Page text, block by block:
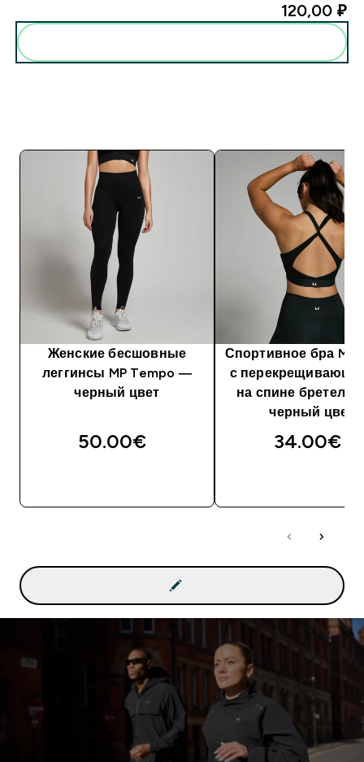
120,00 ₽‎
Женские бесшовные
леггинсы MP Tempo —
черный цвет
50.00€‎
Спортивное бра MP
с
на спине
черный цвет
34.00€‎